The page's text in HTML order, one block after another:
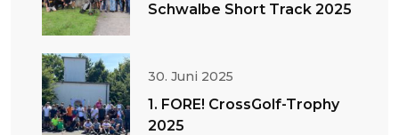
Schwalbe Short Track 2025
30. Juni 2025
1. FORE! CrossGolf-Trophy
2025